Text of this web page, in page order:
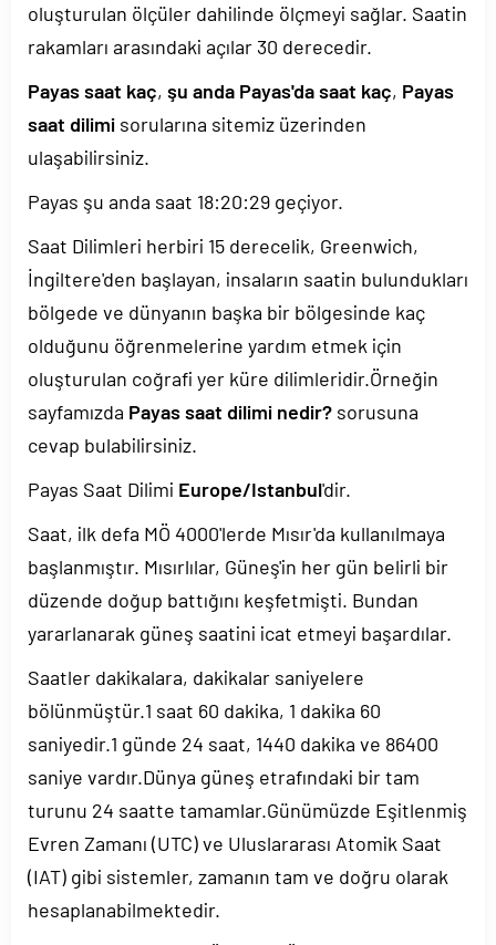
oluşturulan ölçüler dahilinde ölçmeyi sağlar. Saatin
rakamları arasındaki açılar 30 derecedir.
Payas saat kaç, şu anda Payas'da saat kaç, Payas
saat dilimi sorularına sitemiz üzerinden
ulaşabilirsiniz.
Payas şu anda saat 18:20:29 geçiyor.
Saat Dilimleri herbiri 15 derecelik, Greenwich,
İngiltere'den başlayan, insaların saatin bulundukları
bölgede ve dünyanın başka bir bölgesinde kaç
olduğunu öğrenmelerine yardım etmek için
oluşturulan coğrafi yer küre dilimleridir.Örneğin
sayfamızda Payas saat dilimi nedir? sorusuna
cevap bulabilirsiniz.
Payas Saat Dilimi Europe/Istanbul'dir.
Saat, ilk defa MÖ 4000'lerde Mısır'da kullanılmaya
başlanmıştır. Mısırlılar, Güneş'in her gün belirli bir
düzende doğup battığını keşfetmişti. Bundan
yararlanarak güneş saatini icat etmeyi başardılar.
Saatler dakikalara, dakikalar saniyelere
bölünmüştür.1 saat 60 dakika, 1 dakika 60
saniyedir.1 günde 24 saat, 1440 dakika ve 86400
saniye vardır.Dünya güneş etrafındaki bir tam
turunu 24 saatte tamamlar.Günümüzde Eşitlenmiş
Evren Zamanı (UTC) ve Uluslararası Atomik Saat
(IAT) gibi sistemler, zamanın tam ve doğru olarak
hesaplanabilmektedir.